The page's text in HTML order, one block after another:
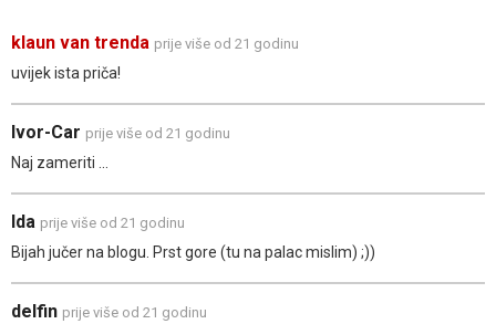
klaun van trenda prije više od 21 godinu
uvijek ista priča!
Ivor-Car prije više od 21 godinu
Naj zameriti ...
Ida prije više od 21 godinu
Bijah jučer na blogu. Prst gore (tu na palac mislim) ;))
delfin prije više od 21 godinu